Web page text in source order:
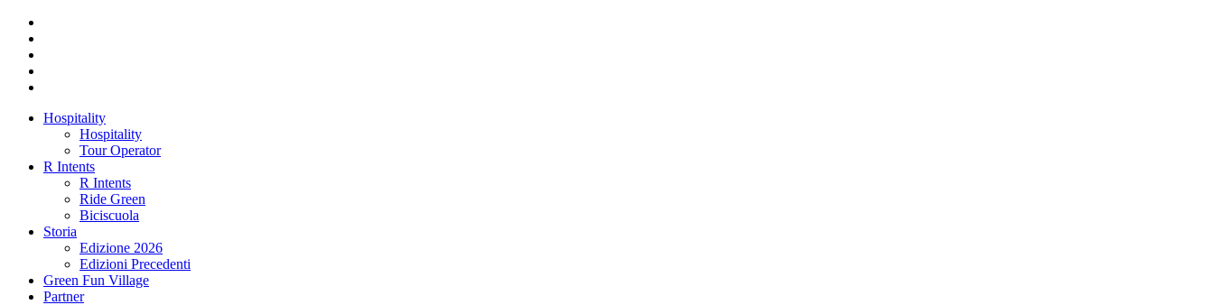
Hospitality
Hospitality
Tour Operator
R Intents
R Intents
Ride Green
Biciscuola
Storia
Edizione 2026
Edizioni Precedenti
Green Fun Village
Partner